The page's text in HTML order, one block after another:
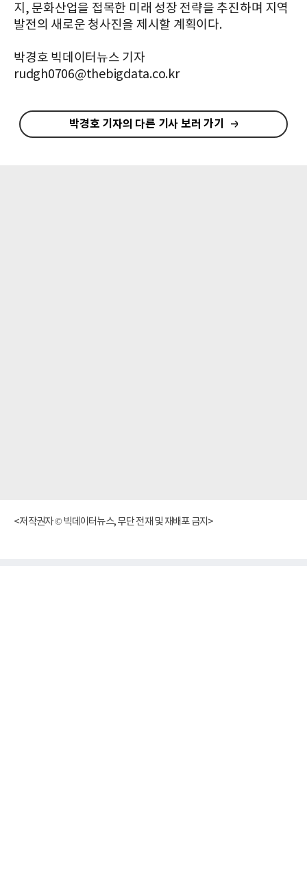
지, 문화산업을 접목한 미래 성장 전략을 추진하며 지역
발전의 새로운 청사진을 제시할 계획이다.
박경호 빅데이터뉴스 기자
rudgh0706@thebigdata.co.kr
박경호 기자의 다른 기사 보러 가기
<저작권자 © 빅데이터뉴스, 무단 전재 및 재배포 금지>